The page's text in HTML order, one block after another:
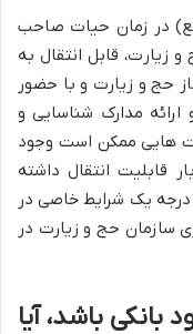
در زمان حیات صاحب
زیارت، قابل انتقال به
حج و زیارت و با حضور
ارائه مدارک شناسایی و
هایی ممکن است وجود
قابلیت انتقال داشته
درجه یک شرایط خاصی در
سازمان حج و زیارت در
باشد، آیا